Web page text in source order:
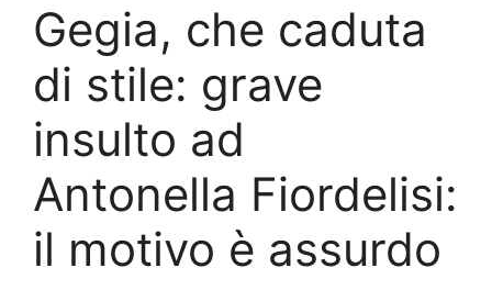
Gegia, che caduta
di stile: grave
insulto ad
Antonella Fiordelisi:
il motivo è assurdo